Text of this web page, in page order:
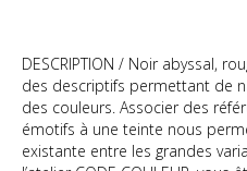
DESCRIPTION / Noir abyssal,
des descriptifs permettant de
des couleurs. Associer des
émotifs à une teinte nous
existante entre les grandes